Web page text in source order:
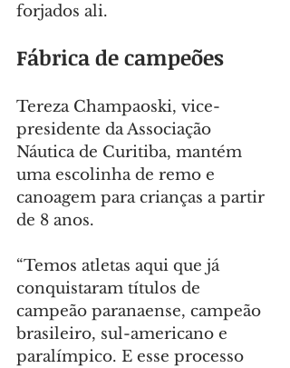
forjados ali.
Fábrica de campeões
Tereza Champaoski, vice-
presidente da Associação
Náutica de Curitiba, mantém
uma escolinha de remo e
canoagem para crianças a partir
de 8 anos.
“Temos atletas aqui que já
conquistaram títulos de
campeão paranaense, campeão
brasileiro, sul-americano e
paralímpico. E esse processo